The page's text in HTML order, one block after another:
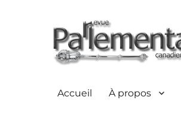
Accueil À propos